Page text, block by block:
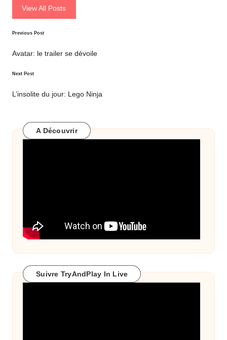
View All Posts
Post
navigation
Previous Post
Avatar: le trailer se dévoile
Next Post
L’insolite du jour: Lego Ninja
A Découvrir
Suivre TryAndPlay In Live